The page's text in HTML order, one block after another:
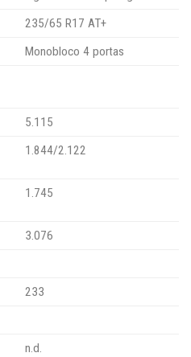
235/65 R17 AT+
Monobloco 4 portas
5.115
1.844/2.122
1.745
3.076
233
n.d.